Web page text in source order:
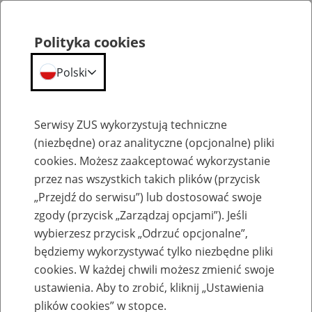
Emerytury
Baza zlikwidowanych lub
przekształconych zakładów pracy
Polityka cookies
Polski
Serwisy ZUS wykorzystują techniczne
(niezbędne) oraz analityczne (opcjonalne) pliki
cookies. Możesz zaakceptować wykorzystanie
przez nas wszystkich takich plików (przycisk
„Przejdź do serwisu”) lub dostosować swoje
zgody (przycisk „Zarządzaj opcjami”). Jeśli
wybierzesz przycisk „Odrzuć opcjonalne”,
będziemy wykorzystywać tylko niezbędne pliki
cookies. W każdej chwili możesz zmienić swoje
ustawienia. Aby to zrobić, kliknij „Ustawienia
plików cookies” w stopce.